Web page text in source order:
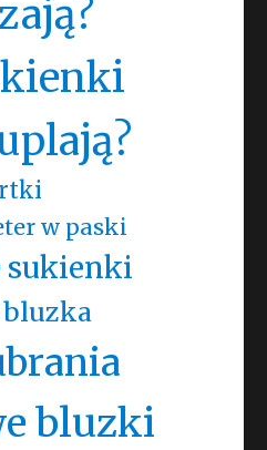
w paski
sukienki
bluzki